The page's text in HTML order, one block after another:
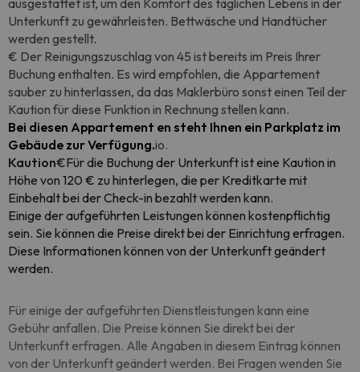
ausgestattet ist, um den Komfort des täglichen Lebens in der
Unterkunft zu gewährleisten. Bettwäsche und Handtücher
werden gestellt.
€ Der Reinigungszuschlag von 45 ist bereits im Preis Ihrer
Buchung enthalten. Es wird empfohlen, die Appartement
sauber zu hinterlassen, da das Maklerbüro sonst einen Teil der
Kaution für diese Funktion in Rechnung stellen kann.
Bei diesen Appartement en steht Ihnen ein Parkplatz im
Gebäude zur Verfügung.io.
Kaution€Für die Buchung der Unterkunft ist eine Kaution in
Höhe von 120 € zu hinterlegen, die per Kreditkarte mit
Einbehalt bei der Check-in bezahlt werden kann.
Einige der aufgeführten Leistungen können kostenpflichtig
sein. Sie können die Preise direkt bei der Einrichtung erfragen.
Diese Informationen können von der Unterkunft geändert
werden.
Für einige der aufgeführten Dienstleistungen kann eine
Gebühr anfallen. Die Preise können Sie direkt bei der
Unterkunft erfragen. Alle Angaben in diesem Eintrag können
von der Unterkunft geändert werden. Bei Fragen wenden Sie